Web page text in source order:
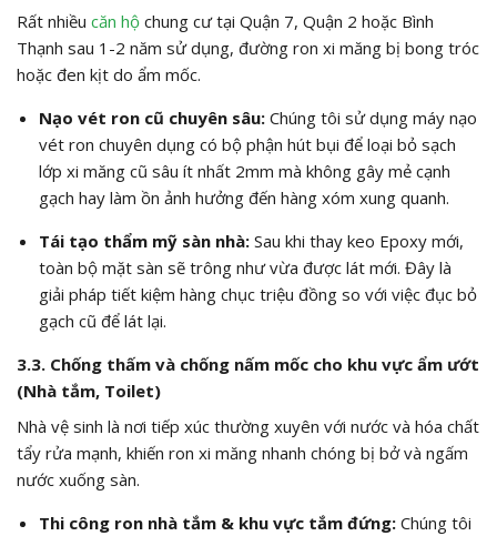
Rất nhiều căn hộ chung cư tại Quận 7, Quận 2 hoặc Bình
Thạnh sau 1-2 năm sử dụng, đường ron xi măng bị bong tróc
hoặc đen kịt do ẩm mốc.
Nạo vét ron cũ chuyên sâu:Chúng tôi sử dụng máy nạo
vét ron chuyên dụng có bộ phận hút bụi để loại bỏ sạch
lớp xi măng cũ sâu ít nhất 2mm mà không gây mẻ cạnh
gạch hay làm ồn ảnh hưởng đến hàng xóm xung quanh.
Tái tạo thẩm mỹ sàn nhà:Sau khi thay keo Epoxy mới,
toàn bộ mặt sàn sẽ trông như vừa được lát mới. Đây là
giải pháp tiết kiệm hàng chục triệu đồng so với việc đục bỏ
gạch cũ để lát lại.
3.3. Chống thấm và chống nấm mốc cho khu vực ẩm ướt
(Nhà tắm, Toilet)
Nhà vệ sinh là nơi tiếp xúc thường xuyên với nước và hóa chất
tẩy rửa mạnh, khiến ron xi măng nhanh chóng bị bở và ngấm
nước xuống sàn.
Thi công ron nhà tắm & khu vực tắm đứng:Chúng tôi